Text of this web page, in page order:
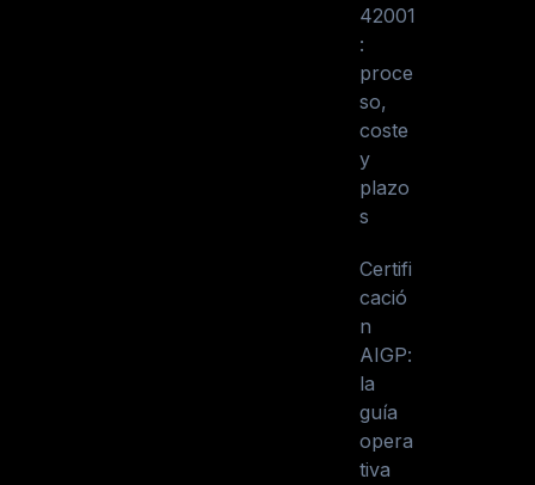
42001
:
proce
so,
coste
y
plazo
s
Certifi
cació
n
AIGP:
la
guía
opera
tiva